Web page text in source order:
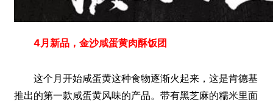
4月新品，金沙咸蛋黄肉酥饭团
这个月开始咸蛋黄这种食物逐渐火起来，这是肯德基
推出的第一款咸蛋黄风味的产品。带有黑芝麻的糯米里面